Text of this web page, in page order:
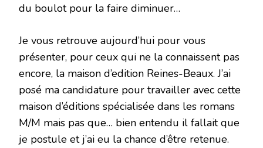
du boulot pour la faire diminuer…
Je vous retrouve aujourd’hui pour vous
présenter, pour ceux qui ne la connaissent pas
encore, la maison d’edition Reines-Beaux. J’ai
posé ma candidature pour travailler avec cette
maison d’éditions spécialisée dans les romans
M/M mais pas que… bien entendu il fallait que
je postule et j’ai eu la chance d’être retenue.